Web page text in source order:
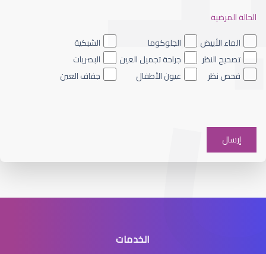
عيون الاطفال الملونه
عيون الاطفال الخدج
الحالة المرضية
الماء الأبيض
الجلوكوما
الشبكية
تصحيح النظر
جراحة تجميل العين
البصريات
فحص نظر
عيون الأطفال جفاف العين
الخدمات